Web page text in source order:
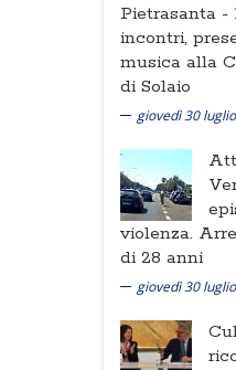
Pietrasanta -
incontri,
musica alla
di Solaio
giovedì 30
violenza.
di 28 anni
giovedì 30